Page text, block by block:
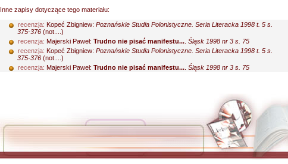
Inne zapisy dotyczące tego materiału:
recenzja: Kopeć Zbigniew: Poznańskie Studia Polonistyczne. Seria Literacka 1998 t. 5 s.
375-376 (not....)
recenzja: Majerski Paweł: Trudno nie pisać manifestu... Śląsk 1998 nr 3 s. 75
recenzja: Kopeć Zbigniew: Poznańskie Studia Polonistyczne. Seria Literacka 1998 t. 5 s.
375-376 (not....)
recenzja: Majerski Paweł: Trudno nie pisać manifestu... Śląsk 1998 nr 3 s. 75